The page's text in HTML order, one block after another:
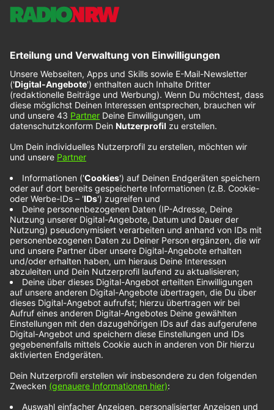
Baby Queen – We Can
Be Anything
Baby Queensingt in ihrer neuen Single über
Selbstzweifel, Unsicherheiten und die
frustrierende Suche nach dem Sinn des Lebens.
Die Strophen bestehen aus emotionalen Dialogen,
die beim Hören einen tiefen Einblick in die
Gefühlswelt der Sängerin geben. Unterm Strich